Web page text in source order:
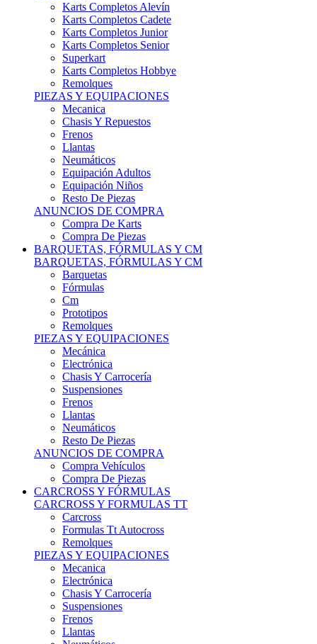
Karts Completos Junior
Karts Completos Senior
Superkart
Karts Completos Hobbye
Remolques
PIEZAS Y EQUIPACIONES
Mecanica
Chasis Y Repuestos
Frenos
Llantas
Neumáticos
Equipación Adultos
Equipación Niños
Resto De Piezas
ANUNCIOS DE COMPRA
Compra De Karts
Compra De Piezas
BARQUETAS, FÓRMULAS Y CM
BARQUETAS, FÓRMULAS Y CM
Barquetas
Fórmulas
Cm
Prototipos
Remolques
PIEZAS Y EQUIPACIONES
Mecánica
Electrónica
Chasis Y Carrocería
Suspensiones
Frenos
Llantas
Neumáticos
Resto De Piezas
ANUNCIOS DE COMPRA
Compra Vehículos
Compra De Piezas
CARCROSS Y FÓRMULAS
CARCROSS Y FORMULAS TT
Carcross
Formulas Tt Autocross
Remolques
PIEZAS Y EQUIPACIONES
Mecanica
Electrónica
Chasis Y Carrocería
Suspensiones
Frenos
Llantas
Neumáticos
Resto De Piezas